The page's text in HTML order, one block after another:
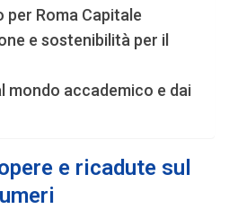
Roma Capitale
e sostenibilità per il
mondo accademico e dai
e ricadute sul